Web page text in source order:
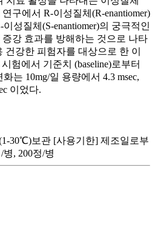
30℃)보관 [사용기한] 제조일로부
, 200정/병